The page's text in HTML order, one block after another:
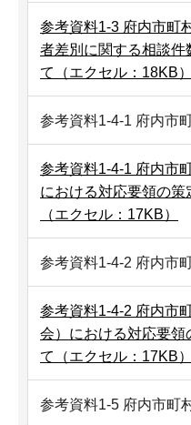
参考資料1-3 府内市町
者差別に関する相談件
て（エクセル：18KB）
参考資料1-4-1 府内市
参考資料1-4-1 府内市
における対応要領の策
（エクセル：17KB）
参考資料1-4-2 府内市
参考資料1-4-2 府内市
会）における対応要領
て（エクセル：17KB）
参考資料1-5 府内市町